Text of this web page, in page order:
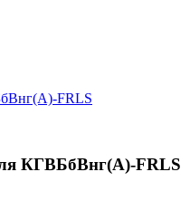
FRLS
КГВБбВнг(А)-FRLS